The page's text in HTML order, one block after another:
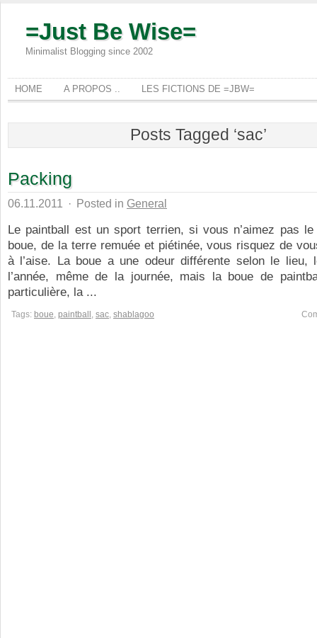
=Just Be Wise=
Minimalist Blogging since 2002
HOME A PROPOS .. LES FICTIONS DE =JBW=
Posts Tagged ‘sac’
Packing
06.11.2011 · Posted in General
Le paintball est un sport terrien, si vous n’aimez pas
boue, de la terre remuée et piétinée, vous risquez de
à l’aise. La boue a une odeur différente selon le lieu,
l’année, même de la journée, mais la boue de
particulière, la ...
Tags: boue, paintball , sac, shablagoo